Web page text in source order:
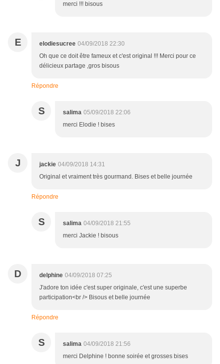
merci !!! bisous
E elodiesucree 04/09/2018 22:30
Oh que ce doit être fameux et c'est original !!! Merci pour ce
délicieux partage ,gros bisous
Répondre
S salima 05/09/2018 22:06
merci Elodie ! bises
J jackie 04/09/2018 14:31
Original et vraiment très gourmand. Bises et belle journée
Répondre
S salima 04/09/2018 21:55
merci Jackie ! bisous
D delphine 04/09/2018 07:25
J'adore ton idée c'est super originale, c'est une superbe
participation<br /> Bisous et belle journée
Répondre
S salima 04/09/2018 21:56
merci Delphine ! bonne soirée et grosses bises